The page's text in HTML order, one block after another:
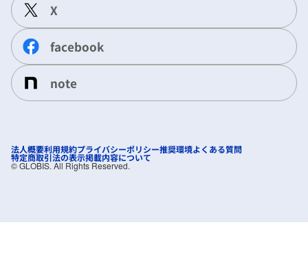
X
facebook
note
法人概要利用規約プライバシーポリシー推奨環境よくある質問
特定商取引法の表示掲載内容について
©︎ GLOBIS. All Rights Reserved.